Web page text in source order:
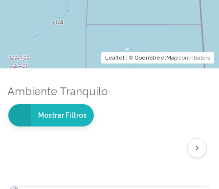
Ambiente Tranquilo
Mostrar Filtros
Leaflet | © OpenStreetMap contributors